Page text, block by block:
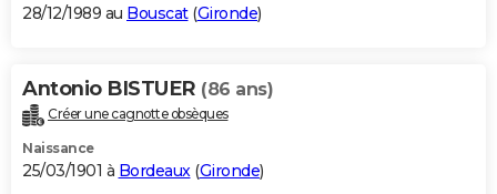
28/12/1989 au Bouscat(Gironde)
Antonio BISTUER (86 ans)
Créer une cagnotte obsèques
Naissance
25/03/1901 à Bordeaux(Gironde)